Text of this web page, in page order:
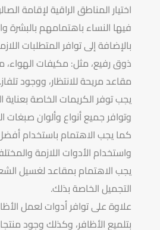
اختيار المناطق الراقية لإقامة
فيها النساء باهتمامهم بالبشرة
بالإضافة إلى توافر المتطلبات
ذوق رفيع، مثل: مكيفات الهواء،
مقاعد مريحة للانتظار، ووجود تلفاز.
يجب توفر الكريمات الخاصة بعناية
وتوافر جميع أنواع وألوان صبغات
كما يجب الاهتمام باستخدام
واستخدام الأدوات اللازمة
يجب الاهتمام بمقاعد لغسيل
التجميل الخاصة بذلك.
علاوة على توافر أدوات لعمل